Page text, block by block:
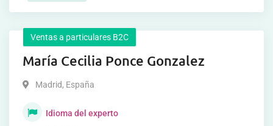
Ventas a particulares B2C
María Cecilia Ponce Gonzalez
Madrid, España
Idioma del experto